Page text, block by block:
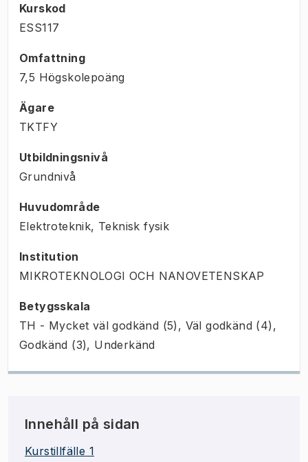
Kurskod
ESS117
Omfattning
7,5 Högskolepoäng
Ägare
TKTFY
Utbildningsnivå
Grundnivå
Huvudområde
Elektroteknik, Teknisk fysik
Institution
MIKROTEKNOLOGI OCH NANOVETENSKAP
Betygsskala
TH - Mycket väl godkänd (5), Väl godkänd (4),
Godkänd (3), Underkänd
Innehåll på sidan
Kurstillfälle 1